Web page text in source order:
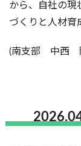
から、自社の現
づくりと人材育
(南支部 中西